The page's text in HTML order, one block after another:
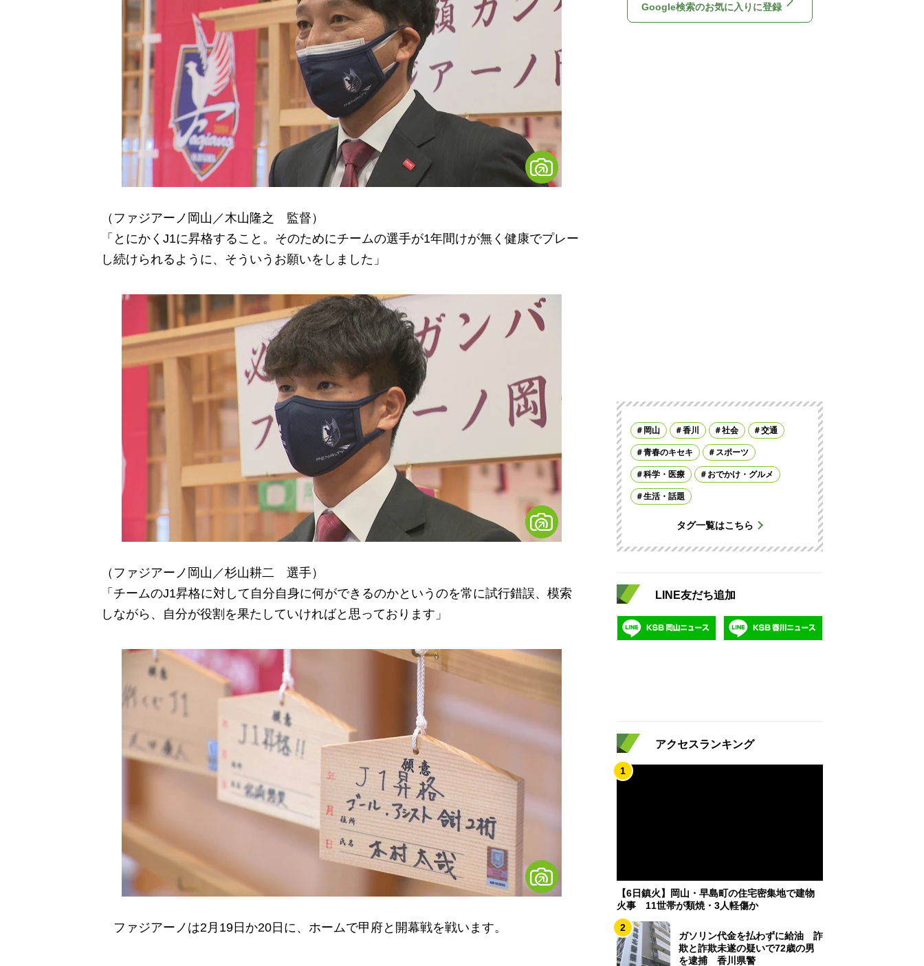
（ファジアーノ岡山／木山隆之 監督）
「とにかくJ1に昇格すること。そのためにチームの選手が1年間けが無く健康でプレー
し続けられるように、そういうお願いをしました」
（ファジアーノ岡山／杉山耕二 選手）
「チームのJ1昇格に対して自分自身に何ができるのかというのを常に試行錯誤、模索
しながら、自分が役割を果たしていければと思っております」
ファジアーノは2月19日か20日に、ホームで甲府と開幕戦を戦います。
Google検索のお気に入りに登録
岡山 香川 社会 交通
青春のキセキ スポーツ
科学・医療 おでかけ・グルメ
生活・話題
タグ一覧はこちら
LINE友だち追加
アクセスランキング
1
【6日鎮火】岡山・早島町の住宅密集地で建物
火事 11世帯が類焼・3人軽傷か
2
ガソリン代金を払わずに給油 詐
欺と詐欺未遂の疑いで72歳の男
を逮捕 香川県警